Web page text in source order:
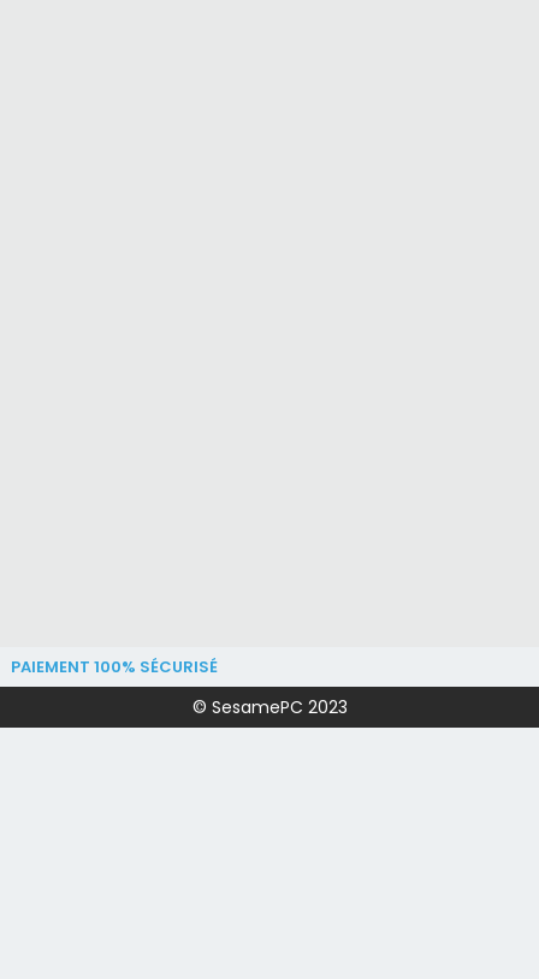
PAIEMENT 100% SÉCURISÉ
© SesamePC 2023